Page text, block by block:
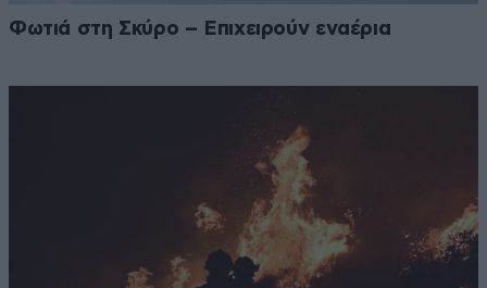
Φωτιά στη Σκύρο – Επιχειρούν εναέρια